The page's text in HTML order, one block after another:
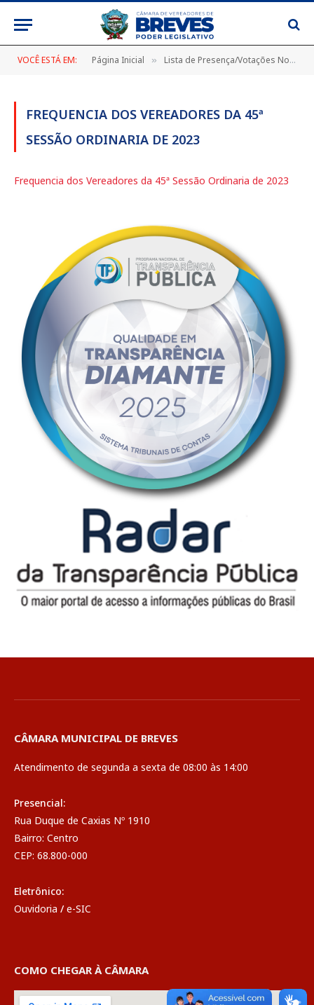
VOCÊ ESTÁ EM: Página Inicial » Lista de Presença/Votações Nominais
FREQUENCIA DOS VEREADORES DA 45ª
SESSÃO ORDINARIA DE 2023
Frequencia dos Vereadores da 45ª Sessão Ordinaria de 2023
CÂMARA MUNICIPAL DE BREVES
Atendimento de segunda a sexta de 08:00 às 14:00
Presencial:
Rua Duque de Caxias Nº 1910
Bairro: Centro
CEP: 68.800-000
Eletrônico:
Ouvidoria / e-SIC
COMO CHEGAR À CÂMARA